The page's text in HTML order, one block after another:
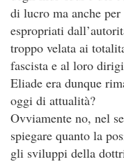
di lucro ma anche per
espropriati
troppo velata ai
fascista e al loro
Eliade era dunque
oggi di attualità?
Ovviamente no, nel
spiegare quanto la
gli sviluppi della